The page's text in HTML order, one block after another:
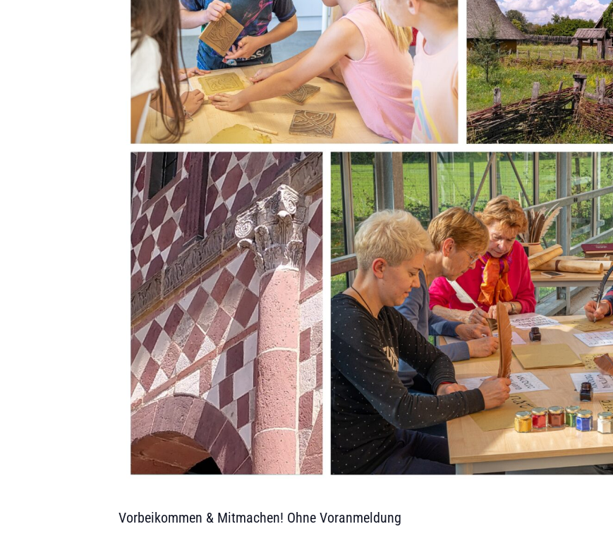
Vorbeikommen & Mitmachen! Ohne Voranmeldung